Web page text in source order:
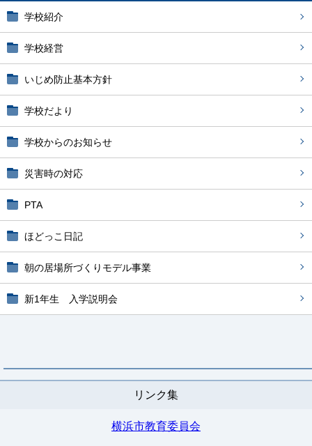
学校紹介
学校経営
いじめ防止基本方針
学校だより
学校からのお知らせ
災害時の対応
PTA
ほどっこ日記
朝の居場所づくりモデル事業
新1年生 入学説明会
リンク集
横浜市教育委員会